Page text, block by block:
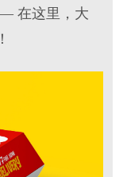
在这里，大